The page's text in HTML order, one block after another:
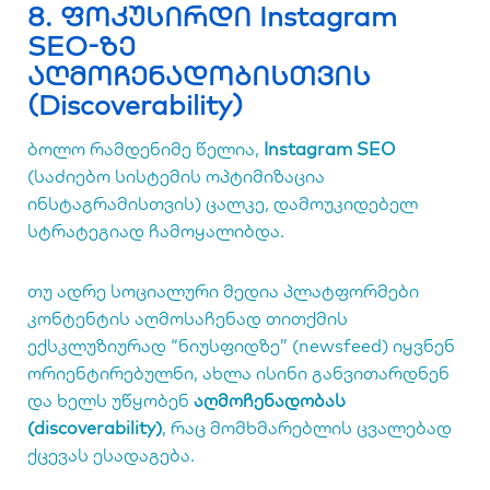
8. ფოკუსირდი Instagram
SEO-ზე
აღმოჩენადობისთვის
(Discoverability)
ბოლო რამდენიმე წელია, Instagram SEO
(საძიებო სისტემის ოპტიმიზაცია
ინსტაგრამისთვის) ცალკე, დამოუკიდებელ
სტრატეგიად ჩამოყალიბდა.
თუ ადრე სოციალური მედია პლატფორმები
კონტენტის აღმოსაჩენად თითქმის
ექსკლუზიურად “ნიუსფიდზე” (newsfeed) იყვნენ
ორიენტირებულნი, ახლა ისინი განვითარდნენ
და ხელს უწყობენ აღმოჩენადობას
(discoverability), რაც მომხმარებლის ცვალებად
ქცევას ესადაგება.